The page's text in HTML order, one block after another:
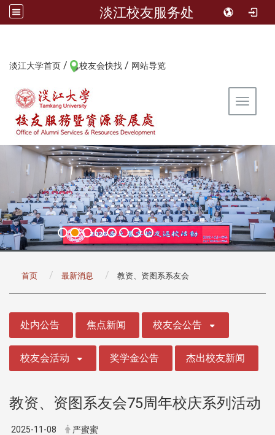
淡江校友服务处
淡江大学首页 / 校友会快找 / 网站导览
Toggle
首页 最新消息 教资、资图系系友会
处内公告 焦点新闻 校友会公告
校友会活动 奖学金公告 杰出校友新闻
教资、资图系友会75周年校庆系列活动
2025-11-08 严蜜蜜